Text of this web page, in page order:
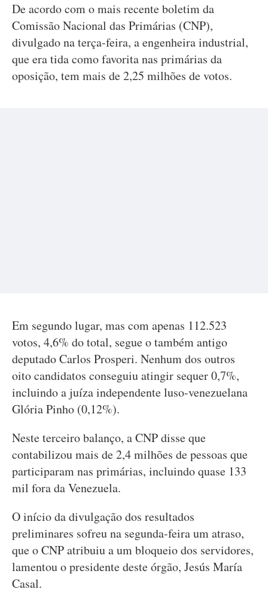
De acordo com o mais recente boletim da
Comissão Nacional das Primárias (CNP),
divulgado na terça-feira, a engenheira industrial,
que era tida como favorita nas primárias da
oposição, tem mais de 2,25 milhões de votos.
Em segundo lugar, mas com apenas 112.523
votos, 4,6% do total, segue o também antigo
deputado Carlos Prosperi. Nenhum dos outros
oito candidatos conseguiu atingir sequer 0,7%,
incluindo a juíza independente luso-venezuelana
Glória Pinho (0,12%).
Neste terceiro balanço, a CNP disse que
contabilizou mais de 2,4 milhões de pessoas que
participaram nas primárias, incluindo quase 133
mil fora da Venezuela.
O início da divulgação dos resultados
preliminares sofreu na segunda-feira um atraso,
que o CNP atribuiu a um bloqueio dos servidores,
lamentou o presidente deste órgão, Jesús María
Casal.